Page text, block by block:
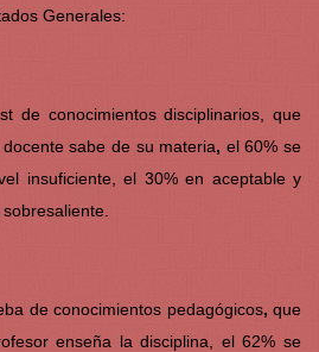
Generales:
conocimientos disciplinarios, que
sabe de su materia, el 60% se
insuficiente, el 30% en aceptable y
de conocimientos pedagógicos,que
enseña la disciplina, el 62% se